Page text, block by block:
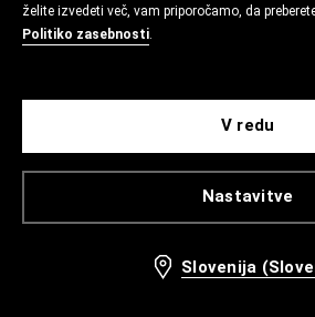
želite izvedeti več, vam priporočamo, da
Politiko zasebnosti.
Nastavitve
V redu
Slovenija